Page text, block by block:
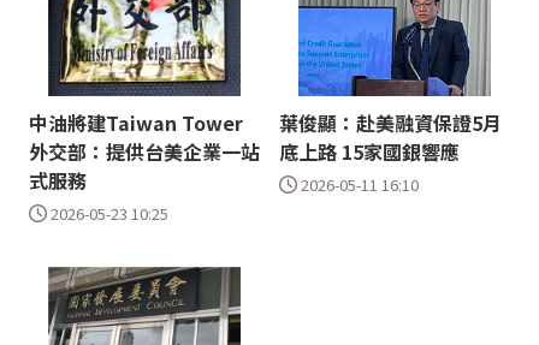
中油將建Taiwan Tower
外交部：提供台美企業一站
式服務
2026-05-23 10:25
葉俊顯：赴美融資保證5月
底上路 15家國銀響應
2026-05-11 16:10